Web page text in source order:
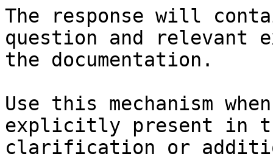
The response will
question and relevant
the documentation.
Use this mechanism
explicitly present in
clarification or